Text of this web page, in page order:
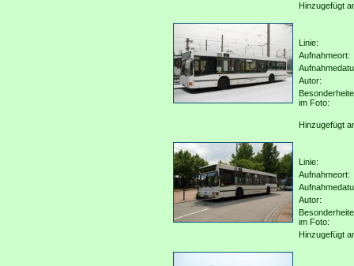
Hinzugefügt
Linie:
Aufnahmeort:
Autor:
im Foto:
Hinzugefügt
Linie:
Aufnahmeort:
Autor:
im Foto:
Hinzugefügt